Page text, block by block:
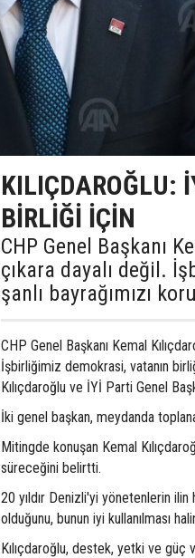
KILIÇDAROĞLU:
BİRLİĞİ İÇİN
CHP Genel Başkanı
çıkara dayalı değil.
şanlı bayrağımızı
CHP Genel Başkanı Kemal
İşbirliğimiz demokrasi, vatanın
Kılıçdaroğlu ve İYİ Parti Genel
İki genel başkan, meydanda
Mitingde konuşan Kemal
süreceğini belirtti.
20 yıldır Denizli'yi yönetenlerin
olduğunu, bunun iyi kullanılması
Kılıçdaroğlu, destek, yetki ve güç